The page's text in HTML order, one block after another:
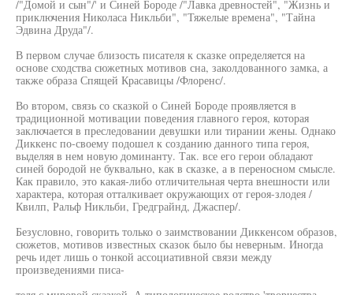
/"Домой и сын"/' и Синей Бороде /"Лавка древностей", "Жизнь и
приключения Николаса Никльби", "Тяжелые времена", "Тайна
Эдвина Друда"/.
В первом случае близость писателя к сказке определяется на
основе сходства сюжетных мотивов сна, заколдованного замка, а
также образа Спящей Красавицы /Флоренс/.
Во втором, связь со сказкой о Синей Бороде проявляется в
традиционной мотивации поведения главного героя, которая
заключается в преследовании девушки или тирании жены. Однако
Диккенс по-своему подошел к созданию данного типа героя,
выделяя в нем новую доминанту. Так. все его герои обладают
синей бородой не буквально, как в сказке, а в переносном смысле.
Как правило, это какая-либо отличительная черта внешности или
характера, которая отталкивает окружающих от героя-злодея /
Квилп, Ральф Никльби, Гредграйнд, Джаспер/.
Безусловно, говорить только о заимствовании Диккенсом образов,
сюжетов, мотивов известных сказок было бы неверным. Иногда
речь идет лишь о тонкой ассоциативной связи между
произведениями писа-